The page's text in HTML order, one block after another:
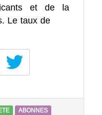
et de la
Le taux de
ABONNES